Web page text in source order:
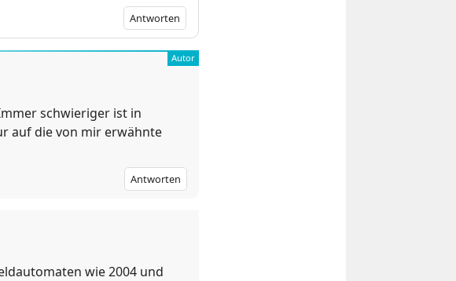
Antworten
schwieriger ist in
auf die von mir erwähnte
Antworten
wie 2004 und